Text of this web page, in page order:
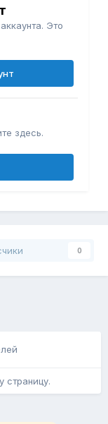
Это
здесь.
0
страницу.